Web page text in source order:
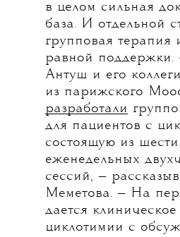
в целом сильная
база. И отдельной
групповая терапия
равной поддержки.
Антуш и его коллеги
из парижского
разработали
для пациентов с
состоящую из шести
еженедельных
сессий, —
Меметова. — На
дается
циклотимии с